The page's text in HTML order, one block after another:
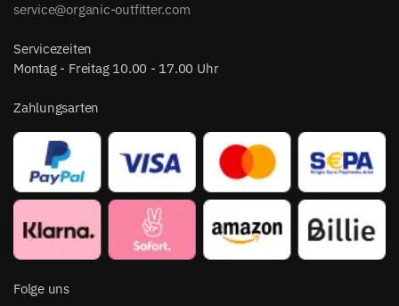
service@organic-outfitter.com
Servicezeiten
Montag - Freitag 10.00 - 17.00 Uhr
Zahlungsarten
Folge uns